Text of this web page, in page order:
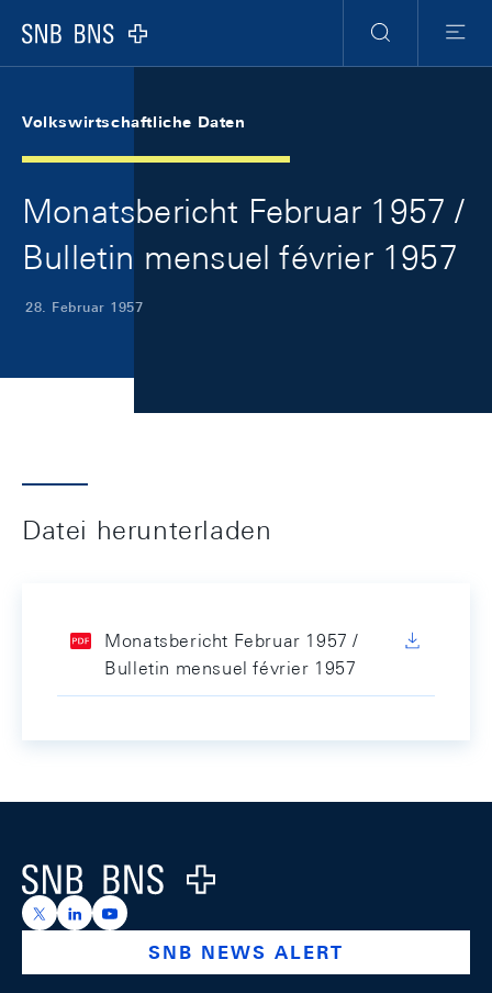
Logo
Suche
Menu
Volkswirtschaftliche Daten
Monatsbericht Februar 1957 /
Bulletin mensuel février 1957
28. Februar 1957
Datei herunterladen
Monatsbericht Februar 1957 /
Bulletin mensuel février 1957
Logo
https://x.com/snb_bns
https://ch.linkedin.com/company/swiss-national-
https://www.youtube.com/@swissnationalbank
SNB NEWS ALERT